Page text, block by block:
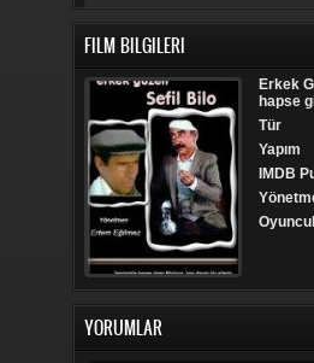
FILM BILGILERI
Erkek
hapse
Tür
Yapım
IMDB
YORUMLAR